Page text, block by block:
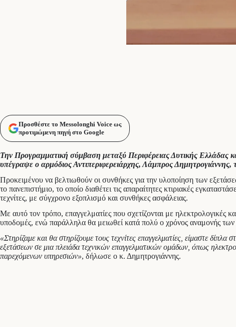
Προσθέστε το Messolonghi Voice ως
προτιμώμενη πηγή στο Google
Την Προγραμματική σύμβαση μεταξύ Περιφέρειας Δυτικής Ελλάδας
υπέγραψε ο αρμόδιος Αντιπεριφερειάρχης, Λάμπρος Δημητρογιάννης,
Προκειμένου να βελτιωθούν οι συνθήκες για την υλοποίηση των
το πανεπιστήμιο, το οποίο διαθέτει τις απαραίτητες κτιριακές
τεχνίτες, με σύγχρονο εξοπλισμό και συνθήκες ασφάλειας.
Με αυτό τον τρόπο, επαγγελματίες που σχετίζονται με
υποδομές, ενώ παράλληλα θα μειωθεί κατά πολύ ο χρόνος αναμονής
«Στηρίζαμε και θα στηρίζουμε τους τεχνίτες επαγγελματίες, είμαστε
εξετάσεων σε μια πλειάδα τεχνικών επαγγελματικών ομάδων, όπως
παρεχόμενων υπηρεσιών», δήλωσε ο κ. Δημητρογιάννης.